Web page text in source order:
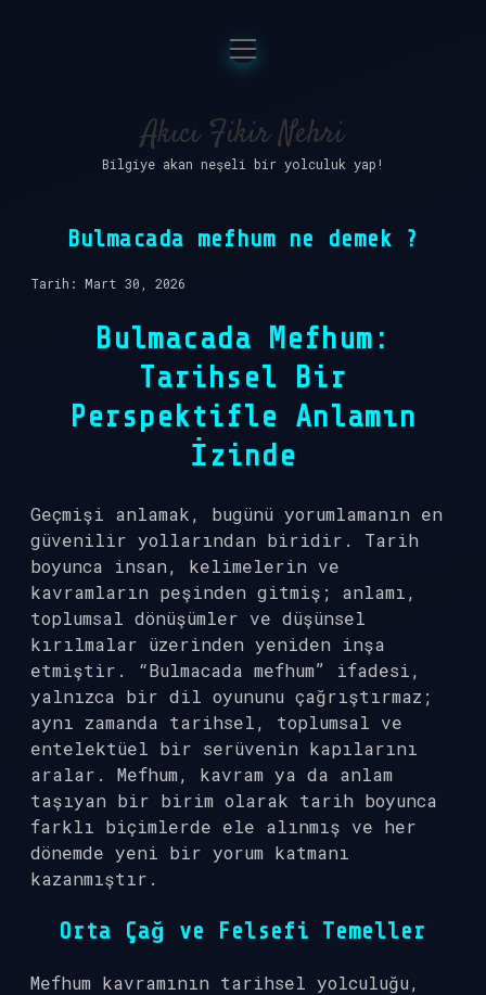
Anasayfa
Gizlilik Politikası
Yasal Uyarı
Hakkımızda
menüyü
aç
Akıcı Fikir Nehri
Bilgiye akan neşeli bir yolculuk yap!
Bulmacada mefhum ne demek ?
Tarih: Mart 30, 2026
Bulmacada Mefhum:
Tarihsel Bir
Perspektifle Anlamın
İzinde
Geçmişi anlamak, bugünü yorumlamanın en
güvenilir yollarından biridir. Tarih
boyunca insan, kelimelerin ve
kavramların peşinden gitmiş; anlamı,
toplumsal dönüşümler ve düşünsel
kırılmalar üzerinden yeniden inşa
etmiştir. “Bulmacada mefhum” ifadesi,
yalnızca bir dil oyununu çağrıştırmaz;
aynı zamanda tarihsel, toplumsal ve
entelektüel bir serüvenin kapılarını
aralar. Mefhum, kavram ya da anlam
taşıyan bir birim olarak tarih boyunca
farklı biçimlerde ele alınmış ve her
dönemde yeni bir yorum katmanı
kazanmıştır.
Orta Çağ ve Felsefi Temeller
Mefhum kavramının tarihsel yolculuğu,